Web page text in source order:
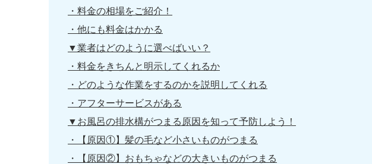
・料金の相場をご紹介！
・他にも料金はかかる
▼業者はどのように選べばいい？
・料金をきちんと明示してくれるか
・どのような作業をするのかを説明してくれる
・アフターサービスがある
▼お風呂の排水構がつまる原因を知って予防しよう！
・【原因①】髪の毛など小さいものがつまる
・【原因②】おもちゃなどの大きいものがつまる